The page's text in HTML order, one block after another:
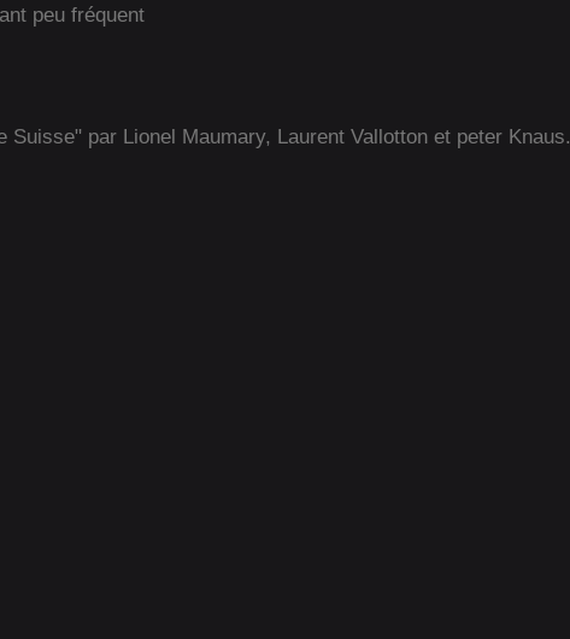
peu fréquent
par Lionel Maumary, Laurent Vallotton et peter Knaus.